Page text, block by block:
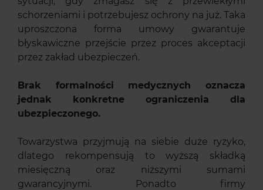
schorzeniami i potrzebujesz ochrony na już. Taka
uproszczona forma umowy gwarantuje
błyskawiczne przejście przez proces akceptacji
przez zakład ubezpieczeń.
Brak formalności medycznych oznacza
jednak konkretne ograniczenia dla
ubezpieczonego.
Towarzystwa przyjmują na siebie duże ryzyko,
dlatego rekompensują to wyższą składką
miesięczną oraz niższymi sumami
gwarancyjnymi. Ponadto firmy